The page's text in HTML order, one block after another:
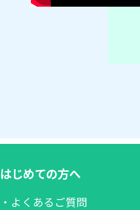
はじめての方へ
・よくあるご質問